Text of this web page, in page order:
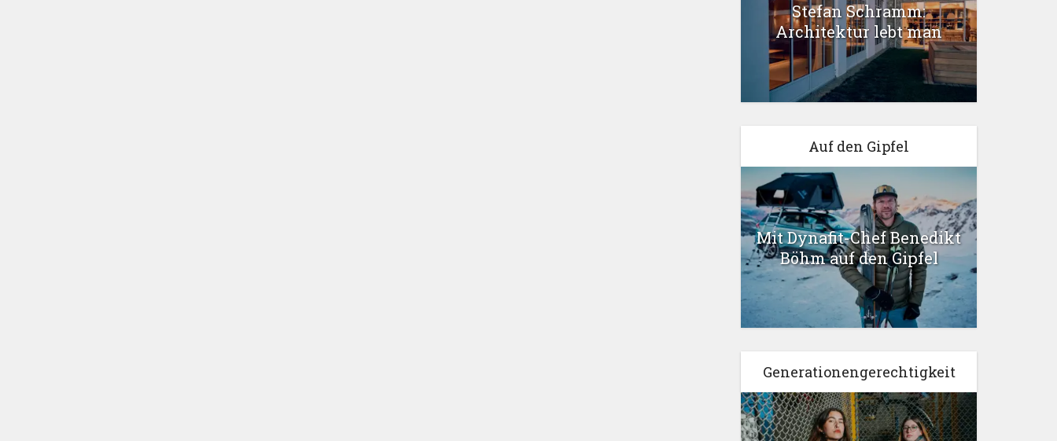
Stefan Schramm:
Architektur lebt man
Auf den Gipfel
Mit Dynafit-Chef Benedikt
Böhm auf den Gipfel
Generationengerechtigkeit